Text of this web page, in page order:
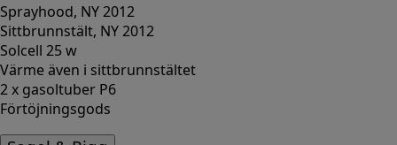
Sprayhood, NY 2012
Sittbrunnstält, NY 2012
Solcell 25 w
Värme även i sittbrunnstältet
2 x gasoltuber P6
Förtöjningsgods